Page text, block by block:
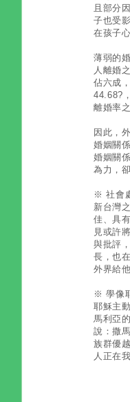
且部分
子也受
在孩子
薄弱的
人離婚
佔六成
44.68?
離婚率
因此，
婚姻關
婚姻關
為力，
※ 社會
新台灣
佳、具
見或許
與批評
長，也
外界給
※ 學像
耶穌主
馬利亞
說：撒
族群優
人正在